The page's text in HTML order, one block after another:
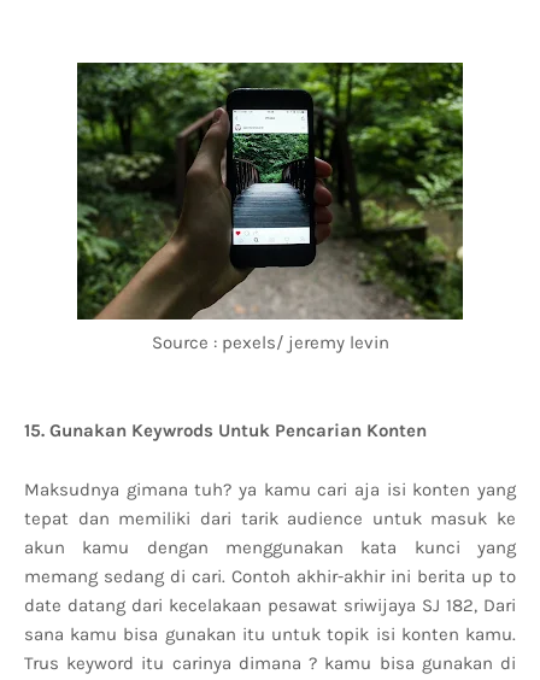
Source : pexels/ jeremy levin
15. Gunakan Keywrods Untuk Pencarian Konten
Maksudnya gimana tuh? ya kamu cari aja isi konten yang
tepat dan memiliki dari tarik audience untuk masuk ke
akun kamu dengan menggunakan kata kunci yang
memang sedang di cari. Contoh akhir-akhir ini berita up to
date datang dari kecelakaan pesawat sriwijaya SJ 182, Dari
sana kamu bisa gunakan itu untuk topik isi konten kamu.
Trus keyword itu carinya dimana ? kamu bisa gunakan di